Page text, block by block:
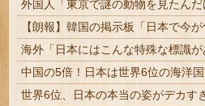
【朗報】韓国の掲示板「日本で今
中国の5倍！日本は世界6位の海洋
世界6位、日本の本当の姿がデカす